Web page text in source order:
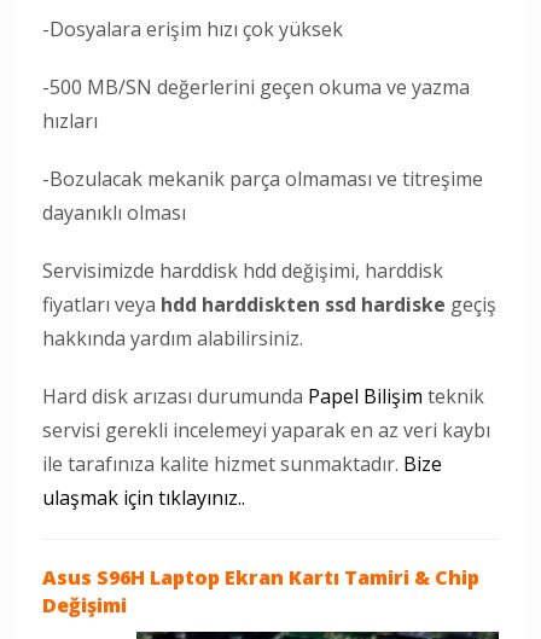
-Dosyalara erişim hızı çok yüksek
-500 MB/SN değerlerini geçen okuma ve yazma
hızları
-Bozulacak mekanik parça olmaması ve titreşime
dayanıklı olması
Servisimizde harddisk hdd değişimi, harddisk
fiyatları veya hdd harddiskten ssd hardiske geçiş
hakkında yardım alabilirsiniz.
Hard disk arızası durumunda Papel Bilişim teknik
servisi gerekli incelemeyi yaparak en az veri kaybı
ile tarafınıza kalite hizmet sunmaktadır. Bize
ulaşmak için tıklayınız..
Asus S96H Laptop Ekran Kartı Tamiri & Chip
Değişimi